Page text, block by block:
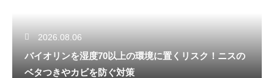
2026.08.06
バイオリンを湿度70以上の環境に置くリスク！ニスの
ベタつきやカビを防ぐ対策